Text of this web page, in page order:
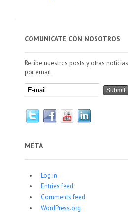
COMUNÍCATE CON NOSOTROS
Recibe nuestros posts y otras noticias
por email.
META
Log in
Entries feed
Comments feed
WordPress.org